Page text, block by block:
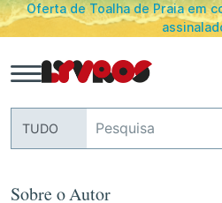
Oferta de Toalha de Praia em
TUDO
Sobre o Autor